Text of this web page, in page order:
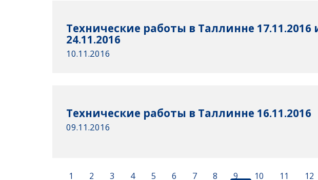
Технические работы в Таллинне 17.11.2016
24.11.2016
10.11.2016
Технические работы в Таллинне 16.11.2016
09.11.2016
1 2 3 4 5 6 7 8 9 10 11 12